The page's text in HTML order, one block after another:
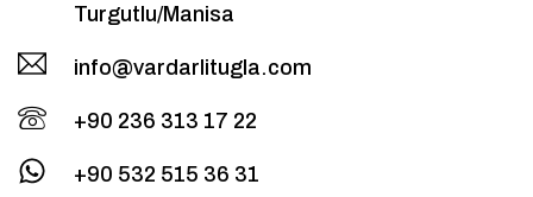
Turgutlu/Manisa
info@vardarlitugla.com
+90 236 313 17 22
+90 532 515 36 31